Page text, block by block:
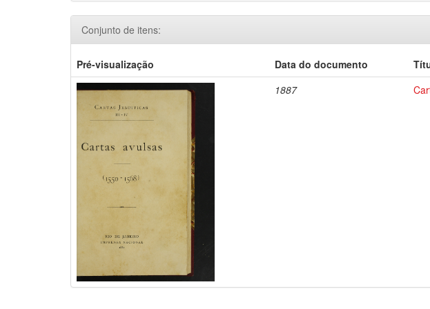
Conjunto de itens:
Pré-visualização Data do documento
1887